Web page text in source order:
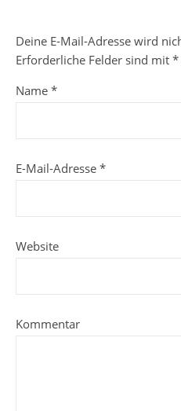
Deine E-Mail-Adresse wird
Erforderliche Felder sind mit *
Name *
E-Mail-Adresse *
Website
Kommentar